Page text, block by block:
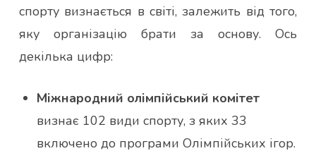
спорту визнається в світі, залежить від того,
яку організацію брати за основу. Ось
декілька цифр:
Міжнародний олімпійський комітет
визнає 102 види спорту, з яких 33
включено до програми Олімпійських ігор.